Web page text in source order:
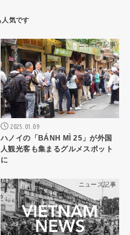
ニュース記事
2025.01.09
ハノイの「BÁNH MÌ 25」が外国
人観光客も集まるグルメスポット
に
ニュース記事